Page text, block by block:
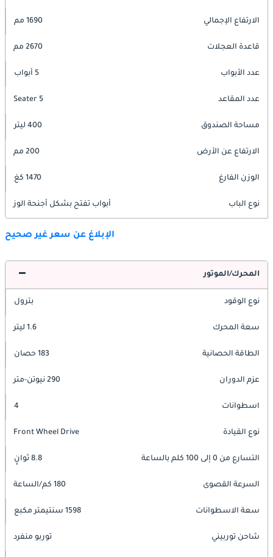
الارتفاع الإجمالي 1690 مم
قاعدة العجلات 2670 مم
عدد الأبواب 5 أبواب
عدد المقاعد 5 Seater
مساحة الصندوق 400 ليتر
الارتفاع عن الأرض 200 مم
الوزن الفارغ 1470 كغ
نوع الباب أبواب تفتح بشكل أجنحة الوز
الإبلاغ عن سعر غير صحيح
المحرك/الموتور
نوع الوقود بترول
سعة المحرك 1.6 ليتر
الطاقة الحصانية 183 حصان
عزم الدوران 290 نيوتن-متر
اسطوانات 4
نوع القيادة Front Wheel Drive
التسارع من 0 إلى 100 كلم بالساعة 8.8 ثوانٍ
السرعة القصوى 180 كم/الساعة
سعة الاسطوانات 1598 سنتيمتر مكبع
شاحن توربيني توربو منفرد